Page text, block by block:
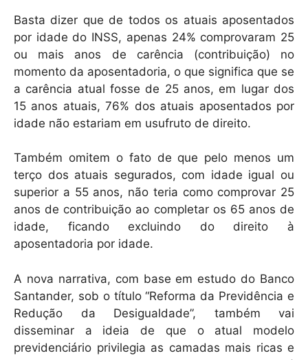
Basta dizer que de todos os atuais aposentados
por idade do INSS, apenas 24% comprovaram 25
ou mais anos de carência (contribuição) no
momento da aposentadoria, o que significa que se
a carência atual fosse de 25 anos, em lugar dos
15 anos atuais, 76% dos atuais aposentados por
idade não estariam em usufruto de direito.
Também omitem o fato de que pelo menos um
terço dos atuais segurados, com idade igual ou
superior a 55 anos, não teria como comprovar 25
anos de contribuição ao completar os 65 anos de
idade, ficando excluindo do direito à
aposentadoria por idade.
A nova narrativa, com base em estudo do Banco
Santander, sob o título “Reforma da Previdência e
Redução da Desigualdade”, também vai
disseminar a ideia de que o atual modelo
previdenciário privilegia as camadas mais ricas e